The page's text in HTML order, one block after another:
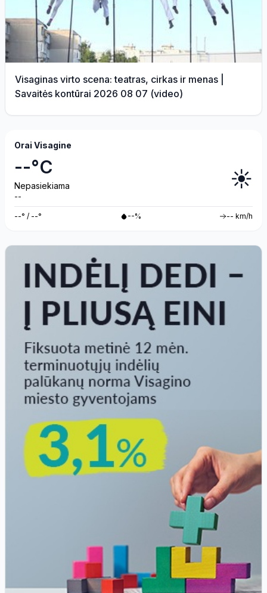
Visaginas virto scena: teatras, cirkas ir menas |
Savaitės kontūrai 2026 08 07 (video)
Orai Visagine
--°C
Nepasiekiama
--
☀️
--° / --° --% -- km/h